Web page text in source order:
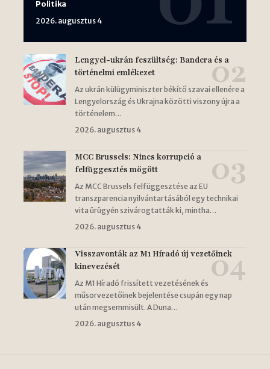
Politika
2026. augusztus 4
Lengyel-ukrán feszültség: Bandera és a
történelmi emlékezet
Az ukrán külügyminiszter békítő szavai ellenére a
Lengyelország és Ukrajna közötti viszony újra a
történelem…
2026. augusztus 4
MCC Brussels: Nincs korrupció a
felfüggesztés mögött
Az MCC Brussels felfüggesztése az EU
transzparencia nyilvántartásából egy technikai
vita ürügyén szivárogtatták ki, mintha…
2026. augusztus 4
Visszavonták az M1 Híradó új vezetőinek
kinevezését
Az M1 Híradó frissített vezetésének és
műsorvezetőinek bejelentése csupán egy nap
után megsemmisült. A Duna…
2026. augusztus 4